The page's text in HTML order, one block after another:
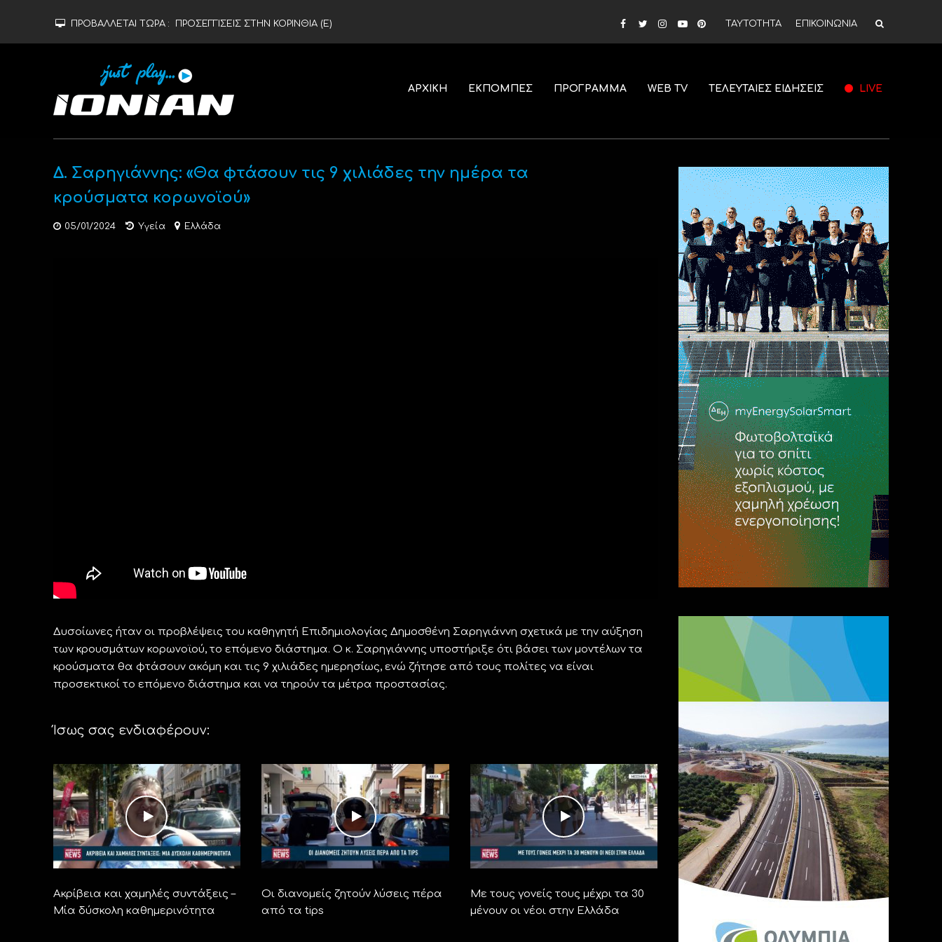
ΠΡΟΒΑΛΛΕΤΑΙ ΤΩΡΑ : ΠΡΟΣΕΓΓΙΣΕΙΣ ΣΤΗΝ ΚΟΡΙΝΘΙΑ (Ε) ΤΑΥΤΟΤΗΤΑ ΕΠΙΚΟΙΝΩΝΙΑ
ΑΡΧΙΚΗ ΕΚΠΟΜΠΕΣ ΠΡΟΓΡΑΜΜΑ WEB TV ΤΕΛΕΥΤΑΙΕΣ ΕΙΔΗΣΕΙΣ LIVE
Δ. Σαρηγιάννης: «Θα φτάσουν τις 9 χιλιάδες την ημέρα τα
κρούσματα κορωνοϊού»
05/01/2024 Υγεία Ελλάδα
Δυσοίωνες ήταν οι προβλέψεις του καθηγητή Επιδημιολογίας Δημοσθένη Σαρηγιάννη σχετικά με την αύξηση
των κρουσμάτων κορωνοϊού, το επόμενο διάστημα. Ο κ. Σαρηγιάννης υποστήριξε ότι βάσει των μοντέλων τα
κρούσματα θα φτάσουν ακόμη και τις 9 χιλιάδες ημερησίως, ενώ ζήτησε από τους πολίτες να είναι
προσεκτικοί το επόμενο διάστημα και να τηρούν τα μέτρα προστασίας.
Ίσως σας ενδιαφέρουν:
Ακρίβεια και χαμηλές συντάξεις –
Μία δύσκολη καθημερινότητα
Οι διανομείς ζητούν λύσεις πέρα
από τα tips
Με τους γονείς τους μέχρι τα 30
μένουν οι νέοι στην Ελλάδα